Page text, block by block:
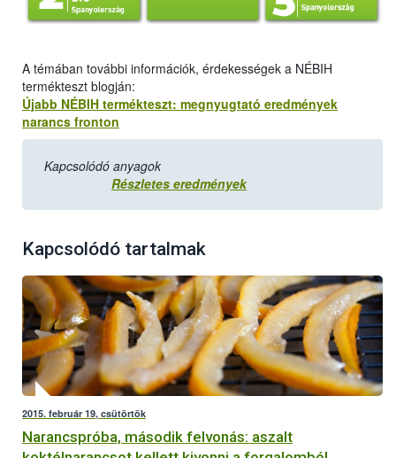
A témában további információk, érdekességek a NÉBIH
termékteszt blogján:
Újabb NÉBIH termékteszt: megnyugtató eredmények
narancs fronton
Kapcsolódó anyagok
Részletes eredmények
Kapcsolódó tartalmak
2015. február 19, csütörtök
Narancspróba, második felvonás: aszalt